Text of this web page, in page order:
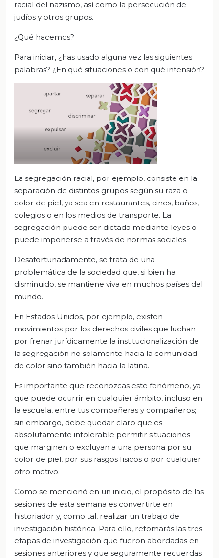
racial del nazismo, así como la persecución de
judíos y otros grupos.
¿Qué hacemos?
Para iniciar, ¿has usado alguna vez las siguientes
palabras? ¿En qué situaciones o con qué intensión?
La segregación racial, por ejemplo, consiste en la
separación de distintos grupos según su raza o
color de piel, ya sea en restaurantes, cines, baños,
colegios o en los medios de transporte. La
segregación puede ser dictada mediante leyes o
puede imponerse a través de normas sociales.
Desafortunadamente, se trata de una
problemática de la sociedad que, si bien ha
disminuido, se mantiene viva en muchos países del
mundo.
En Estados Unidos, por ejemplo, existen
movimientos por los derechos civiles que luchan
por frenar jurídicamente la institucionalización de
la segregación no solamente hacia la comunidad
de color sino también hacia la latina.
Es importante que reconozcas este fenómeno, ya
que puede ocurrir en cualquier ámbito, incluso en
la escuela, entre tus compañeras y compañeros;
sin embargo, debe quedar claro que es
absolutamente intolerable permitir situaciones
que marginen o excluyan a una persona por su
color de piel, por sus rasgos físicos o por cualquier
otro motivo.
Como se mencionó en un inicio, el propósito de las
sesiones de esta semana es convertirte en
historiador y, como tal, realizar un trabajo de
investigación histórica. Para ello, retomarás las tres
etapas de investigación que fueron abordadas en
sesiones anteriores y que seguramente recuerdas